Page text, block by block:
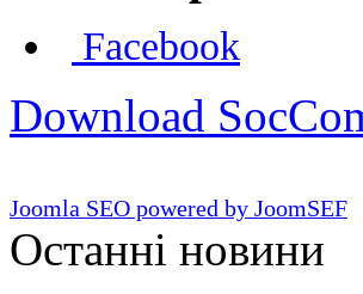
Facebook
Download
Joomla SEO powered by JoomSEF
Останні новини